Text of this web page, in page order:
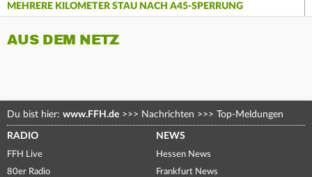
MEHRERE KILOMETER STAU NACH A45-SPERRUNG
AUS DEM NETZ
Du bist hier: www.FFH.de >>> Nachrichten >>> Top-Meldungen
RADIO
FFH Live
80er Radio
NEWS
Hessen News
Frankfurt News